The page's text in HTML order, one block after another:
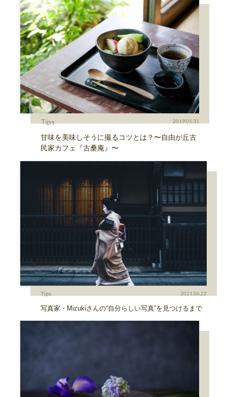
Tips 2019.05.31
甘味を美味しそうに撮るコツとは？〜自由が丘古
民家カフェ『古桑庵』〜
Tips 2021.06.22
写真家・Mizukiさんの“自分らしい写真”を見つけるまで